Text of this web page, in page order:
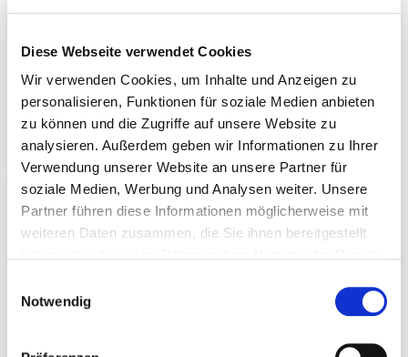
Diese Webseite verwendet Cookies
Wir verwenden Cookies, um Inhalte und Anzeigen zu
personalisieren, Funktionen für soziale Medien anbieten
zu können und die Zugriffe auf unsere Website zu
analysieren. Außerdem geben wir Informationen zu Ihrer
Verwendung unserer Website an unsere Partner für
soziale Medien, Werbung und Analysen weiter. Unsere
Partner führen diese Informationen möglicherweise mit
weiteren Daten zusammen, die Sie ihnen bereitgestellt
Einstellungen widerrufen oder ändern:
. Es befindet sich auch ein Link in der
Fußzeile zu den Einstellungen der Cookies um diese
Notwendig
Zusammenhang gängiger Medikamenteund
ihren Einfluss auf unseren Nährstoff-Haushalt.